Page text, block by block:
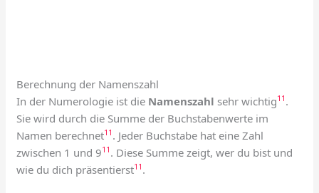
Berechnung der Namenszahl
In der Numerologie ist die Namenszahl sehr wichtig11 .
Sie wird durch die Summe der Buchstabenwerte im
Namen berechnet11 . Jeder Buchstabe hat eine Zahl
zwischen 1 und 911 . Diese Summe zeigt, wer du bist und
wie du dich präsentierst11 .